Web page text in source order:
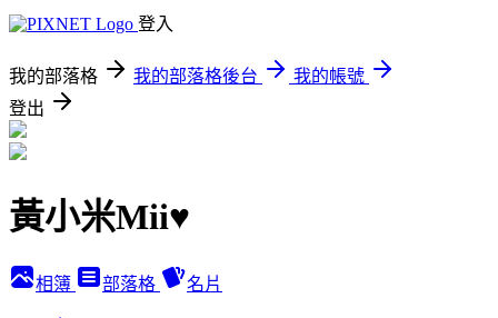
登入
我的部落格 我的部落格後台
我的帳號
登出
黃小米Mii♥
相簿 部落格 名片